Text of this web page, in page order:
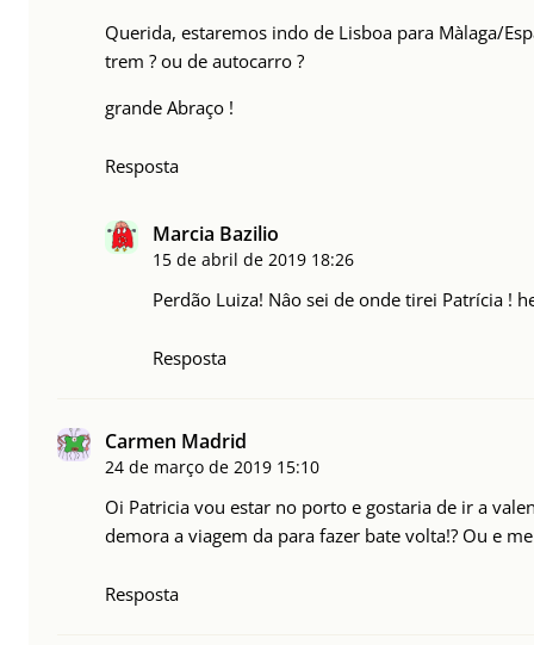
Querida, estaremos indo de Lisboa para Màlaga/
trem ? ou de autocarro ?
grande Abraço !
Resposta
Marcia Bazilio
15 de abril de 2019 18:26
Perdão Luiza! Nâo sei de onde tirei Patrícia !
Resposta
Carmen Madrid
24 de março de 2019 15:10
Oi Patricia vou estar no porto e gostaria de ir a
demora a viagem da para fazer bate volta!? Ou e
Resposta